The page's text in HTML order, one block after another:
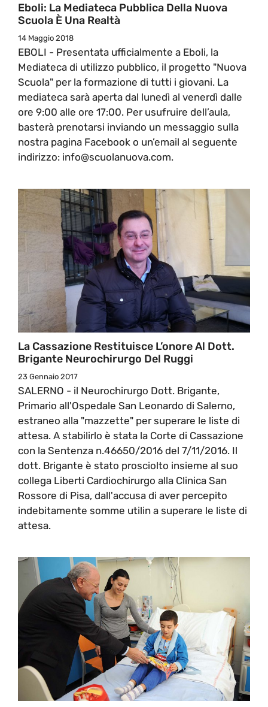
Eboli: La Mediateca Pubblica Della Nuova
Scuola È Una Realtà
14 Maggio 2018
EBOLI - Presentata ufficialmente a Eboli, la
Mediateca di utilizzo pubblico, il progetto "Nuova
Scuola" per la formazione di tutti i giovani. La
mediateca sarà aperta dal lunedì al venerdì dalle
ore 9:00 alle ore 17:00. Per usufruire dell’aula,
basterà prenotarsi inviando un messaggio sulla
nostra pagina Facebook o un’email al seguente
indirizzo: info@scuolanuova.com.
La Cassazione Restituisce L’onore Al Dott.
Brigante Neurochirurgo Del Ruggi
23 Gennaio 2017
SALERNO - il Neurochirurgo Dott. Brigante,
Primario all'Ospedale San Leonardo di Salerno,
estraneo alla "mazzette" per superare le liste di
attesa. A stabilirlo è stata la Corte di Cassazione
con la Sentenza n.46650/2016 del 7/11/2016. Il
dott. Brigante è stato prosciolto insieme al suo
collega Liberti Cardiochirurgo alla Clinica San
Rossore di Pisa, dall'accusa di aver percepito
indebitamente somme utilin a superare le liste di
attesa.